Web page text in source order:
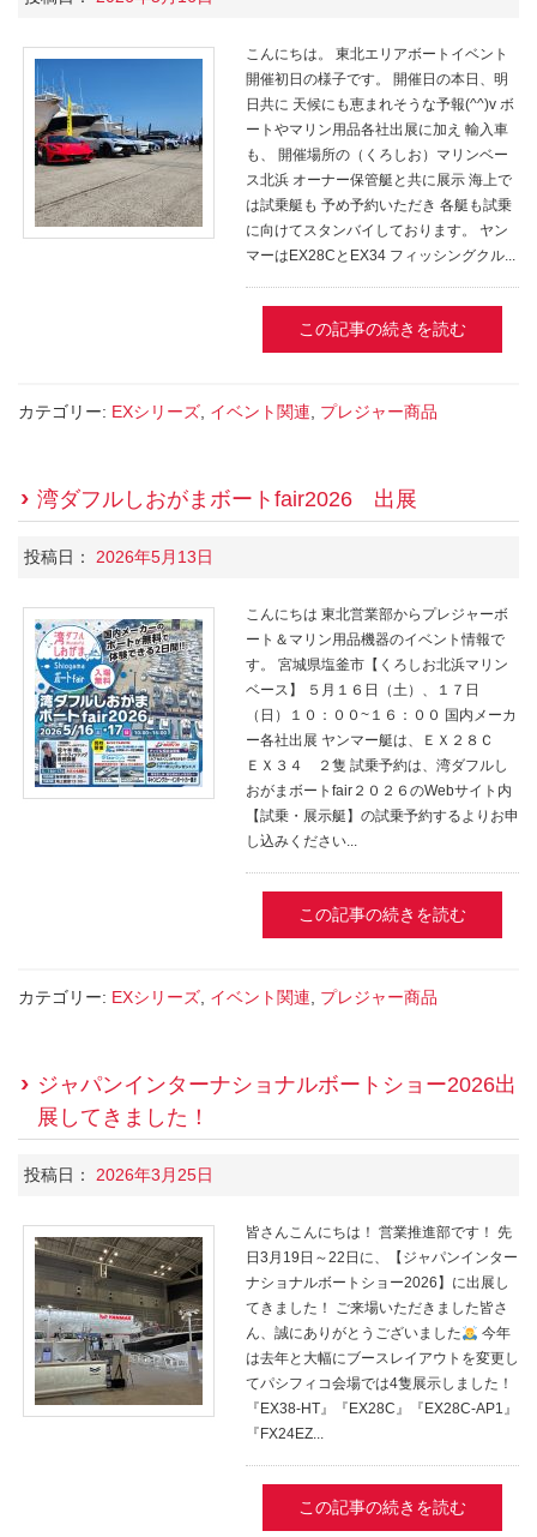
こんにちは。 東北エリアボートイベント
開催初日の様子です。 開催日の本日、明
日共に 天候にも恵まれそうな予報(^^)v ボ
ートやマリン用品各社出展に加え 輸入車
も、 開催場所の（くろしお）マリンベー
ス北浜 オーナー保管艇と共に展示 海上で
は試乗艇も 予め予約いただき 各艇も試乗
に向けてスタンバイしております。 ヤン
マーはEX28CとEX34 フィッシングクル...
この記事の続きを読む
カテゴリー: EXシリーズ イベント関連 プレジャー商品
湾ダフルしおがまボートfair2026 出展
投稿日： 2026年5月13日
こんにちは 東北営業部からプレジャーボ
ート＆マリン用品機器のイベント情報で
す。 宮城県塩釜市【くろしお北浜マリン
ベース】 ５月１６日（土）、１７日
（日）１０：００~１６：００ 国内メーカ
ー各社出展 ヤンマー艇は、ＥＸ２８Ｃ
ＥＸ３４ ２隻 試乗予約は、湾ダフルし
おがまボートfair２０２６のWebサイト内
【試乗・展示艇】の試乗予約するよりお申
し込みください...
この記事の続きを読む
カテゴリー: EXシリーズ, イベント関連, プレジャー商品
ジャパンインターナショナルボートショー2026出
展してきました！
投稿日： 2026年3月25日
皆さんこんにちは！ 営業推進部です！ 先
日3月19日～22日に、【ジャパンインター
ナショナルボートショー2026】に出展し
てきました！ ご来場いただきました皆さ
ん、誠にありがとうございました
今年
は去年と大幅にブースレイアウトを変更し
てパシフィコ会場では4隻展示しました！
『EX38-HT』『EX28C』『EX28C-AP1』
『FX24EZ...
この記事の続きを読む